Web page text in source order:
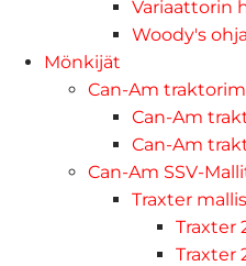
Variaattorin
Woody's
Mönkijät
Can-Am
Can-Am
Can-Am
Can-Am SSV-
Traxter
Traxter
Traxter